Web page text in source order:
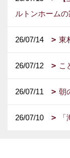
ルトンホームの
26/07/14 東
26/07/12 こ
26/07/11 朝
26/07/10